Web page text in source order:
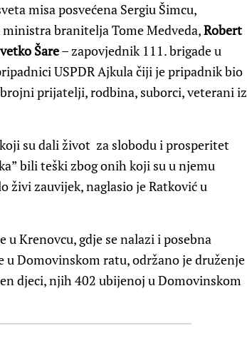
misa posvećena Sergiu Šimcu,
ministra branitelja Tome Medveda,Robert
Šare– zapovjednik 111. brigade u
USPDR Ajkula čiji je pripadnik bio
prijatelji, rodbina, suborci, veterani iz
su dali život za slobodu i prosperitet
bili teški zbog onih koji su u njemu
živi zauvijek, naglasio je Ratković u
Krenovcu, gdje se nalazi i posebna
u Domovinskom ratu, održano je druženje
djeci, njih 402 ubijenoj u Domovinskom